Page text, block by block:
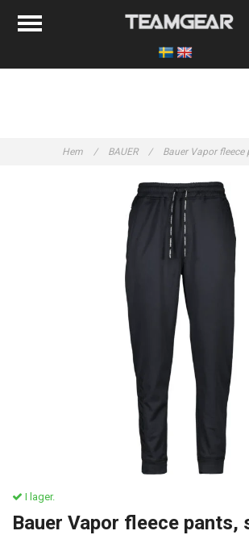
Hem / BAUER / Bauer Vapor fleece
I lager.
Bauer Vapor fleece pants,